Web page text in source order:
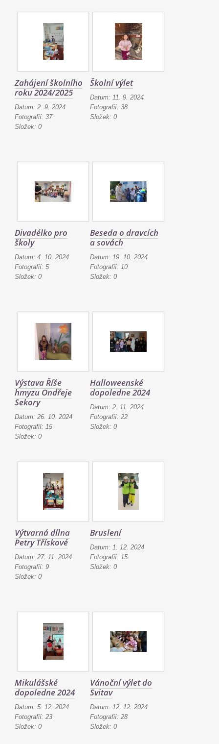
Zahájení školního
roku 2024/2025
Datum: 2. 9. 2024
Fotografií: 37
Složek: 0
Školní výlet
Datum: 11. 9. 2024
Fotografií: 38
Složek: 0
Divadélko pro
školy
Datum: 4. 10. 2024
Fotografií: 5
Složek: 0
Beseda o dravcích
a sovách
Datum: 19. 10. 2024
Fotografií: 10
Složek: 0
Výstava Říše
hmyzu Ondřeje
Sekory
Datum: 26. 10. 2024
Fotografií: 15
Složek: 0
Halloweenské
dopoledne 2024
Datum: 2. 11. 2024
Fotografií: 22
Složek: 0
Výtvarná dílna
Petry Třískové
Datum: 27. 11. 2024
Fotografií: 9
Složek: 0
Bruslení
Datum: 1. 12. 2024
Fotografií: 15
Složek: 0
Mikulášské
dopoledne 2024
Datum: 5. 12. 2024
Fotografií: 23
Složek: 0
Vánoční výlet do
Svitav
Datum: 12. 12. 2024
Fotografií: 28
Složek: 0